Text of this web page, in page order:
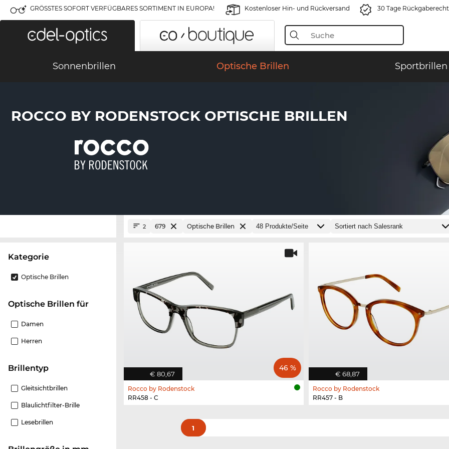
GRÖSSTES SOFORT VERFÜGBARES SORTIMENT IN EUROPA! Kostenloser Hin- und Rückversand 30 Tage Rückgaberecht
Sonnenbrillen Optische Brillen Sportbrillen
ROCCO BY RODENSTOCK OPTISCHE BRILLEN
Kategorie
Optische Brillen
Optische Brillen für
Damen
Herren
Brillentyp
Gleitsichtbrillen
Blaulichtfilter-Brille
Lesebrillen
2 679 Optische Brillen
€ 80,67
46 %
Rocco by Rodenstock
RR458 - C
€ 68,87
Rocco by Rodenstock
RR457 - B
1